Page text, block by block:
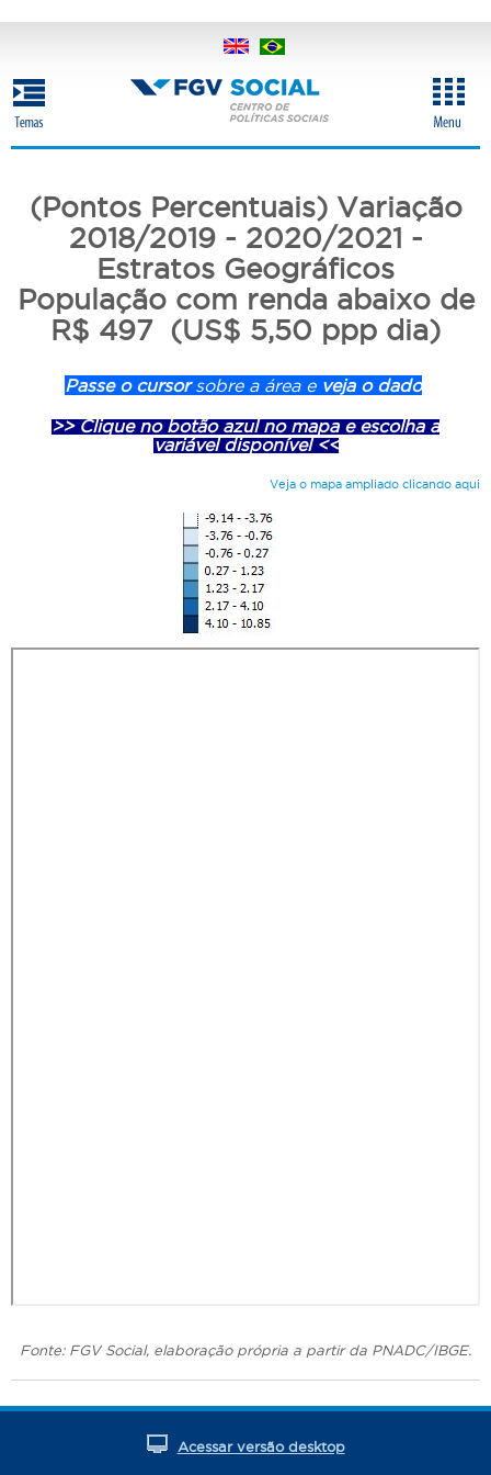
conteúdo
principal
(Pontos Percentuais) Variação
2018/2019 - 2020/2021 -
Estratos Geográficos
População com renda abaixo de
R$ 497 (US$ 5,50 ppp dia)
Passe o cursorsobre a área e veja o dado
>> Clique no botão azul no mapa e escolha a
variável disponível <<
Veja o mapa ampliado clicando aqui
Fonte: FGV Social, elaboração própria a partir da PNADC/IBGE.
Acessar versão desktop